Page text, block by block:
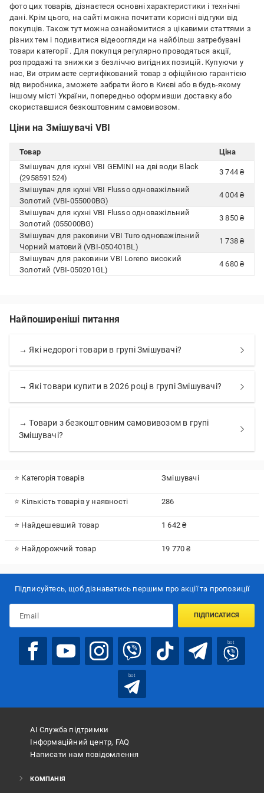
фото цих товарів, дізнаєтеся основні характеристики і технічні
дані. Крім цього, на сайті можна почитати корисні відгуки від
покупців. Також тут можна ознайомитися з цікавими статтями з
різних тем і подивитися відеоогляди на найбільш затребувані
товари категорії . Для покупця регулярно проводяться акції,
розпродажі та знижки з безліччю вигідних позицій. Купуючи у
нас, Ви отримаєте сертифікований товар з офіційною гарантією
від виробника, зможете забрати його в Києві або в будь-якому
іншому місті України, попередньо оформивши доставку або
скориставшися безкоштовним самовивозом.
Ціни на Змішувачі VBI
Товар
Ціна
Змішувач для кухні VBI GEMINI на дві води Black
(2958591524)
3 744 ₴
Змішувач для кухні VBI Flusso одноважільний
Золотий (VBI-055000BG)
4 004 ₴
Змішувач для кухні VBI Flusso одноважільний
Золотий (055000BG)
3 850 ₴
Змішувач для раковини VBI Turo одноважільний
Чорний матовий (VBI-050401BL)
1 738 ₴
Змішувач для раковини VBI Loreno високий
Золотий (VBI-050201GL)
4 680 ₴
Найпоширеніші питання
→ Які недорогі товари в групі Змішувачі?
→ Які товари купити в 2026 році в групі Змішувачі?
→ Товари з безкоштовним самовивозом в групі
Змішувачі?
⭐ Категорія товарів Змішувачі
⭐ Кількість товарів у наявності 286
⭐ Найдешевший товар 1 642 ₴
⭐ Найдорожчий товар 19 770 ₴
Підписуйтесь, щоб дізнаватись першим про акції та пропозиції
ПІДПИСАТИСЯ
bot
bot
АІ Служба підтримки
Інформаційний центр, FAQ
Написати нам повідомлення
КОМПАНІЯ